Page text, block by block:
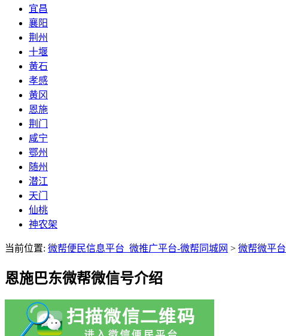
宜昌
襄阳
荆州
十堰
黄石
孝感
黄冈
恩施
荆门
咸宁
鄂州
随州
潜江
天门
仙桃
神农架
当前位置: 微帮便民信息平台_微推广平台-微帮同城网 > 微帮微平台
恩施巴东微帮微信号介绍